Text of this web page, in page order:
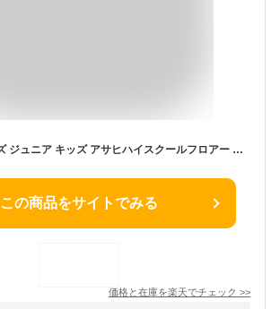
2E アサヒシューズ ジュニア キッズ アサヒハイスクールフロアー VK 男の子 女の子 スクール 上履 上靴 靴 シューズ 抗菌 通気 汚れにくい 小学生 中学生 asahi shoes
この商品をサイトでみる
価格と在庫を楽天でチェック >>